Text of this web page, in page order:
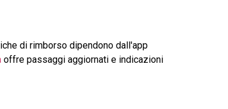
di rimborso dipendono dall'app
offre passaggi aggiornati e indicazioni